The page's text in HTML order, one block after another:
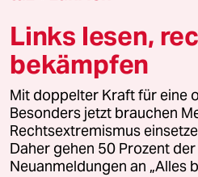
Downloads für Abonnierende
© 2026 taz Verlags und
Alle Rechte vorbehalten. Bei
wenden Sie sich bitte an
lizenzen@taz.de
Feedback Redaktionsstatut
Links lesen,
bekämpfen
Mit doppelter Kraft für eine
Besonders jetzt brauchen
Rechtsextremismus
Daher gehen 50 Prozent
Neuanmeldungen an „Alles